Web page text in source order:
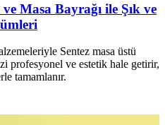
Masa Bayrağı ile Şık ve
Sentez masa üstü
profesyonel ve estetik hale getirir,
tamamlanır.